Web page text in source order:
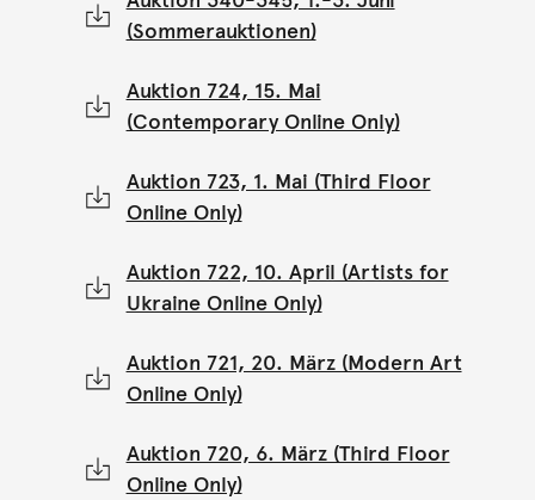
(Sommerauktionen)
Auktion 724, 15. Mai
(Contemporary Online Only)
Auktion 723, 1. Mai (Third Floor
Online Only)
Auktion 722, 10. April (Artists for
Ukraine Online Only)
Auktion 721, 20. März (Modern Art
Online Only)
Auktion 720, 6. März (Third Floor
Online Only)